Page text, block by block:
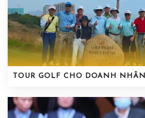
TOUR GOLF CHO DOANH NHÂN